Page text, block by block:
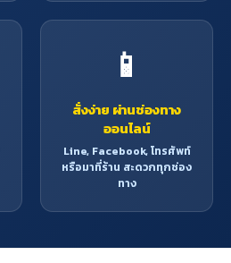
📱
สั่งง่าย ผ่านช่องทาง
ออนไลน์
Line, Facebook, โทรศัพท์
หรือมาที่ร้าน สะดวกทุกช่อง
ทาง